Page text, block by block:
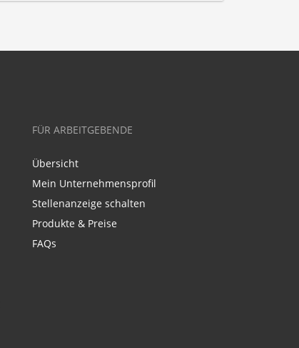
FÜR ARBEITGEBENDE
Übersicht
Mein Unternehmensprofil
Stellenanzeige schalten
Produkte & Preise
FAQs